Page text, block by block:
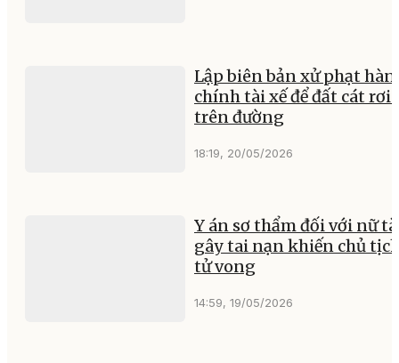
Lập biên bản xử phạt
chính tài xế để đất cát rơi
trên đường
18:19, 20/05/2026
Y án sơ thẩm đối với nữ
gây tai nạn khiến chủ
tử vong
14:59, 19/05/2026